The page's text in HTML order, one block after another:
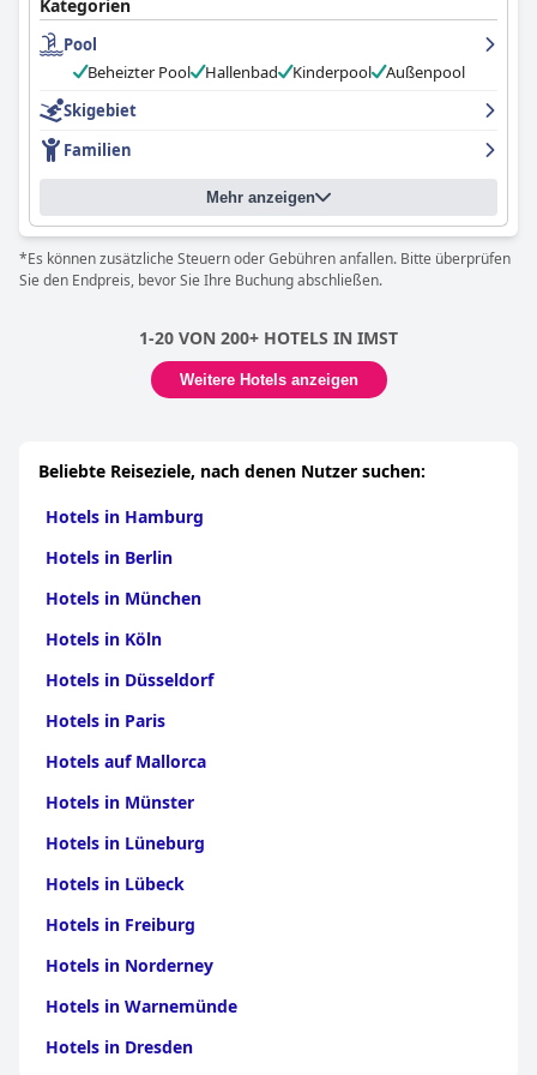
herausragenden Service, um einen außergewöhnlichen
Aufenthalt zu bieten und es zu einer Top-Wahl für Besucher zu
machen, die sowohl Komfort als auch Abenteuer in Sölden
suchen.
Kategorien
Pool
Beheizter Pool
Hallenbad Kinderpool
Außenpool
Skigebiet
Familien
Mehr anzeigen
*Es können zusätzliche Steuern oder Gebühren anfallen. Bitte überprüfen
Sie den Endpreis, bevor Sie Ihre Buchung abschließen.
1-20 VON 200+ HOTELS IN IMST
Weitere Hotels anzeigen
Beliebte Reiseziele, nach denen Nutzer suchen:
Hotels in Hamburg
Hotels in Berlin
Hotels in München
Hotels in Köln
Hotels in Düsseldorf
Hotels in Paris
Hotels auf Mallorca
Hotels in Münster
Hotels in Lüneburg
Hotels in Lübeck
Hotels in Freiburg
Hotels in Norderney
Hotels in Warnemünde
Hotels in Dresden